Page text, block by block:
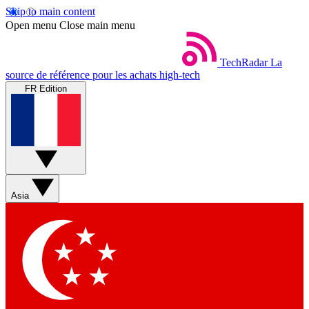
Skip to main content
Open menu Close main menu
TechRadar La
source de référence pour les achats high-tech
FR Edition
Asia